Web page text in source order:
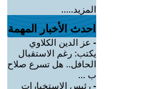
المزيد.....
احدث الأخبار المهمة
- عز الدين الكلاوي
يكتب: رغم الاستقبال
الحافل.. هل تسرع صلاح
ب ...
- رئيس الاستخبارات